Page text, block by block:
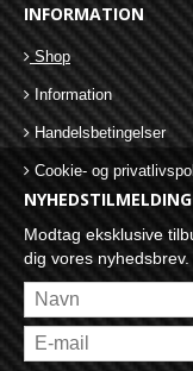
INFORMATION
Shop
Information
Handelsbetingelser
Cookie- og
NYHEDSTILMELDING
Modtag eksklusive
dig vores nyhedsbrev.